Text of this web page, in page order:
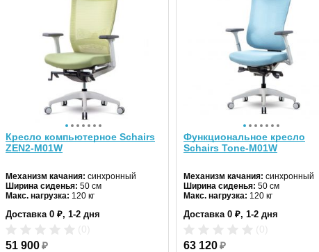
Кресло компьютерное Schairs
ZEN2-М01W
Механизм качания: синхронный
Ширина сиденья: 50 см
Макс. нагрузка: 120 кг
Материал спинки:сетка
Доставка 0 ₽, 1-2 дня
51 900₽
Функциональное кресло
Schairs Tone-M01W
Механизм качания: синхронный
Ширина сиденья: 50 см
Макс. нагрузка: 120 кг
Материал спинки:сетка
Доставка 0 ₽, 1-2 дня
63 120₽